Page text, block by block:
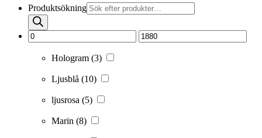
Produktsökning
Hologram (3)
Ljusblå (10)
ljusrosa (5)
Marin (8)